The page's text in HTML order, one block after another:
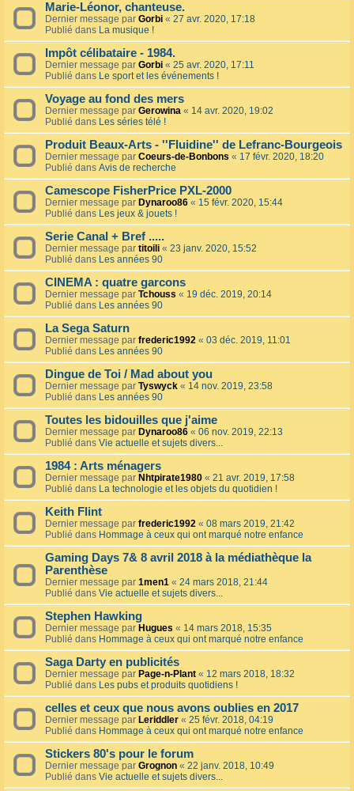
Marie-Léonor, chanteuse.
Dernier message par Gorbi « 27 avr. 2020, 17:18
Publié dans La musique !
Impôt célibataire - 1984.
Dernier message par Gorbi « 25 avr. 2020, 17:11
Publié dans Le sport et les événements !
Voyage au fond des mers
Dernier message par Gerowina « 14 avr. 2020, 19:02
Publié dans Les séries télé !
Produit Beaux-Arts - ''Fluidine'' de Lefranc-Bourgeois
Dernier message par Coeurs-de-Bonbons « 17 févr. 2020, 18:20
Publié dans Avis de recherche
Camescope FisherPrice PXL-2000
Dernier message par Dynaroo86 « 15 févr. 2020, 15:44
Publié dans Les jeux & jouets !
Serie Canal + Bref .....
Dernier message par titoili « 23 janv. 2020, 15:52
Publié dans Les années 90
CINEMA : quatre garcons
Dernier message par Tchouss « 19 déc. 2019, 20:14
Publié dans Les années 90
La Sega Saturn
Dernier message par frederic1992 « 03 déc. 2019, 11:01
Publié dans Les années 90
Dingue de Toi / Mad about you
Dernier message par Tyswyck « 14 nov. 2019, 23:58
Publié dans Les années 90
Toutes les bidouilles que j'aime
Dernier message par Dynaroo86 « 06 nov. 2019, 22:13
Publié dans Vie actuelle et sujets divers...
1984 : Arts ménagers
Dernier message par Nhtpirate1980 « 21 avr. 2019, 17:58
Publié dans La technologie et les objets du quotidien !
Keith Flint
Dernier message par frederic1992 « 08 mars 2019, 21:42
Publié dans Hommage à ceux qui ont marqué notre enfance
Gaming Days 7& 8 avril 2018 à la médiathèque la
Parenthèse
Dernier message par 1men1 « 24 mars 2018, 21:44
Publié dans Vie actuelle et sujets divers...
Stephen Hawking
Dernier message par Hugues « 14 mars 2018, 15:35
Publié dans Hommage à ceux qui ont marqué notre enfance
Saga Darty en publicités
Dernier message par Page-n-Plant « 12 mars 2018, 18:32
Publié dans Les pubs et produits quotidiens !
celles et ceux que nous avons oublies en 2017
Dernier message par Leriddler « 25 févr. 2018, 04:19
Publié dans Hommage à ceux qui ont marqué notre enfance
Stickers 80's pour le forum
Dernier message par Grognon « 22 janv. 2018, 10:49
Publié dans Vie actuelle et sujets divers...